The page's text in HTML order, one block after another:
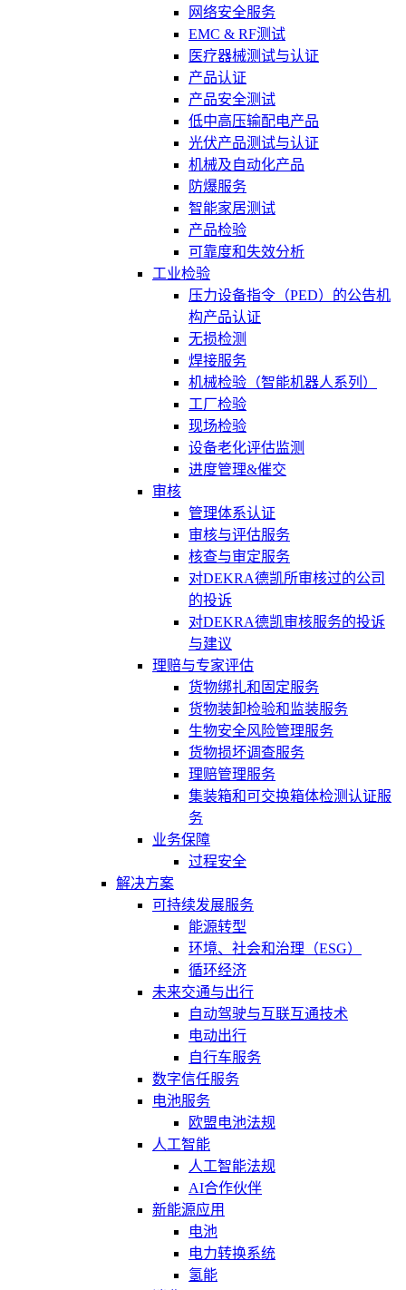
网络安全服务
EMC & RF测试
医疗器械测试与认证
产品认证
产品安全测试
低中高压输配电产品
光伏产品测试与认证
机械及自动化产品
防爆服务
智能家居测试
产品检验
可靠度和失效分析
工业检验
压力设备指令（PED）的公告机
构产品认证
无损检测
焊接服务
机械检验（智能机器人系列）
工厂检验
现场检验
设备老化评估监测
进度管理&催交
审核
管理体系认证
审核与评估服务
核查与审定服务
对DEKRA德凯所审核过的公司
的投诉
对DEKRA德凯审核服务的投诉
与建议
理赔与专家评估
货物绑扎和固定服务
货物装卸检验和监装服务
生物安全风险管理服务
货物损坏调查服务
理赔管理服务
集装箱和可交换箱体检测认证服
务
业务保障
过程安全
解决方案
可持续发展服务
能源转型
环境、社会和治理（ESG）
循环经济
未来交通与出行
自动驾驶与互联互通技术
电动出行
自行车服务
数字信任服务
电池服务
欧盟电池法规
人工智能
人工智能法规
AI合作伙伴
新能源应用
电池
电力转换系统
氢能